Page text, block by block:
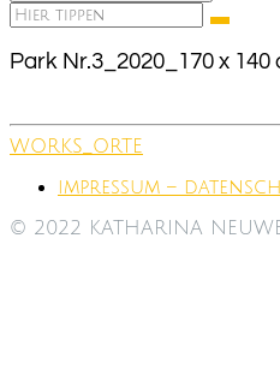
Suchen
nach:
Suchen
Park Nr.3_2020_170 x
WORKS_ORTE
impressum –
© 2022 KATHARINA